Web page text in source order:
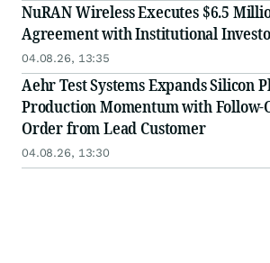
NuRAN Wireless Executes $6.5
Agreement with Institutional
04.08.26, 13:35
Aehr Test Systems Expands Silicon
Production Momentum with Follow-
Order from Lead Customer
04.08.26, 13:30